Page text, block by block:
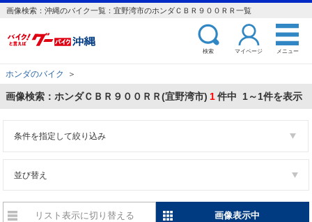
画像検索：沖縄のバイク一覧：宜野湾市のホンダＣＢＲ９００ＲＲ一覧
検索 マイページ メニュー
ホンダのバイク ＞
画像検索：ホンダＣＢＲ９００ＲＲ(宜野湾市) 1件中 1～1件を表示
条件を指定して絞り込み
並び替え
リスト表示に切り替える 画像表示中